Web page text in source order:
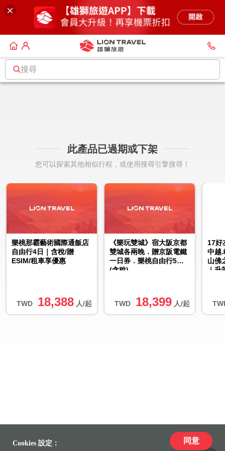
搜尋
此產品已過期或下架
您可以探索其他相似行程，或使用搜尋引擎搜尋！
TWD 18,388 人/起
樂桃那霸藝術國際通飯店
自由行4日｜含稅/贈
ESIM/租車享優惠
TWD 18,399 人/起
《樂玩雙城》宿大阪京都
雙城各兩晚．贈京阪電鐵
一日券．樂桃自由行5日
(含稅)
17好
中越.
山佛
｜
Cookies 設定： 同意